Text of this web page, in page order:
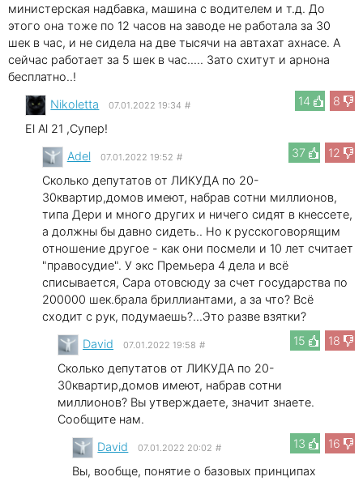
министерская надбавка, машина с водителем и т.д. До
этого она тоже по 12 часов на заводе не работала за 30
шек в час, и не сидела на две тысячи на автахат ахнасе. А
сейчас работает за 5 шек в час..... Зато схитут и арнона
бесплатно..!
14
8
Nikoletta 07.01.2022 19:34 #
El Al 21 ,Супер!
37
12
Adel 07.01.2022 19:52 #
Сколько депутатов от ЛИКУДА по 20-
30квартир,домов имеют, набрав сотни миллионов,
типа Дери и много других и ничего сидят в кнессете,
а должны бы давно сидеть.. Но к русскоговорящим
отношение другое - как они посмели и 10 лет считает
"правосудие". У экс Премьера 4 дела и всё
списывается, Сара отовсюду за счет государства по
200000 шек.брала бриллиантами, а за что? Всё
сходит с рук, подумаешь?...Это разве взятки?
15
18
David 07.01.2022 19:58 #
Сколько депутатов от ЛИКУДА по 20-
30квартир,домов имеют, набрав сотни
миллионов? Вы утверждаете, значит знаете.
Сообщите нам.
13
16
David 07.01.2022 20:02 #
Вы, вообще, понятие о базовых принципах